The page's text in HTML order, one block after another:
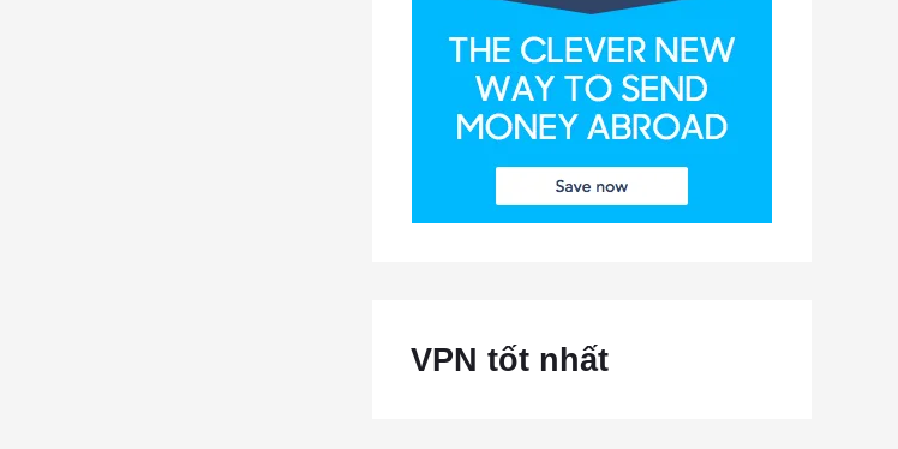
VPN tốt nhất